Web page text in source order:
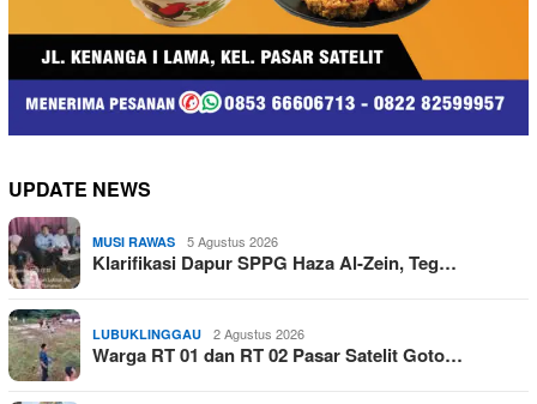
UPDATE NEWS
MUSI RAWAS 5 Agustus 2026
Klarifikasi Dapur SPPG Haza Al-Zein, Teg…
LUBUKLINGGAU 2 Agustus 2026
Warga RT 01 dan RT 02 Pasar Satelit Goto…